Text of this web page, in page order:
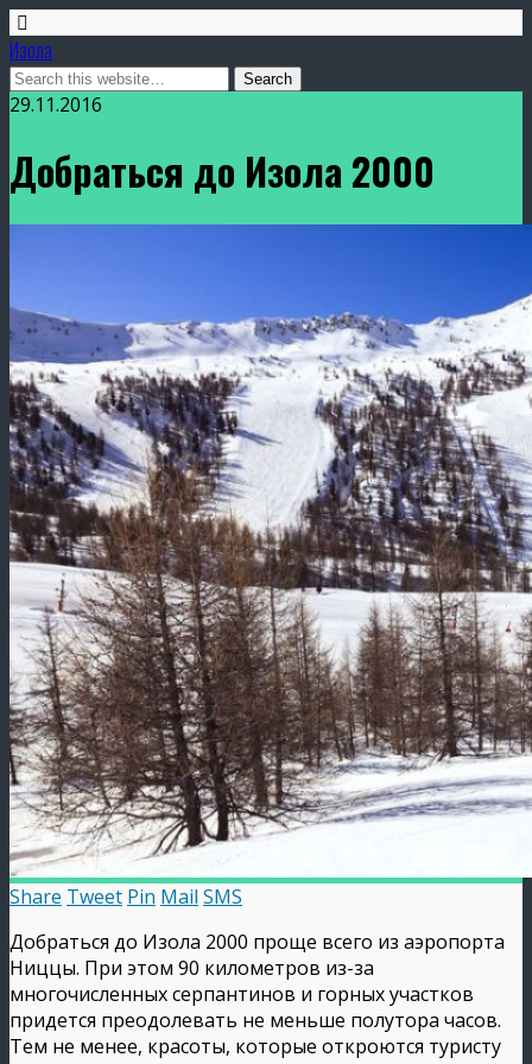
Изола
29.11.2016
Добраться до Изола 2000
Share Tweet Pin Mail SMS
Добраться до Изола 2000 проще всего из аэропорта
Ниццы. При этом 90 километров из-за
многочисленных серпантинов и горных участков
придется преодолевать не меньше полутора часов.
Тем не менее, красоты, которые откроются туристу